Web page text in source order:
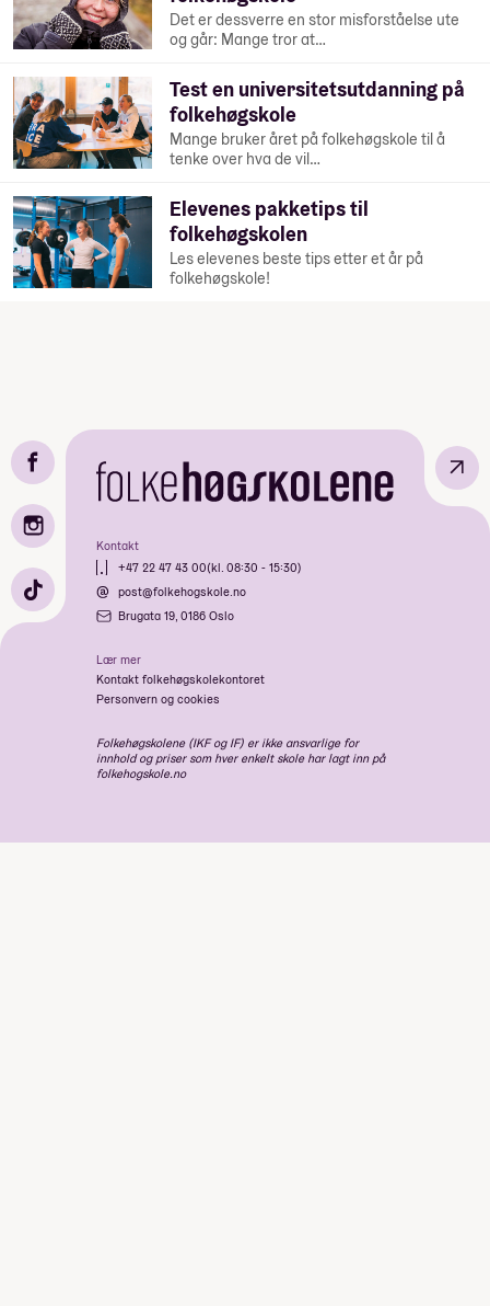
Det er dessverre en stor misforståelse ute
og går: Mange tror at…
Test en universitetsutdanning på
folkehøgskole
Mange bruker året på folkehøgskole til å
tenke over hva de vil…
Elevenes pakketips til
folkehøgskolen
Les elevenes beste tips etter et år på
folkehøgskole!
Kontakt
+47 22 47 43 00(kl. 08:30 - 15:30)
post@folkehogskole.no
Brugata 19, 0186 Oslo
Lær mer
Kontakt folkehøgskolekontoret
Personvern og cookies
Folkehøgskolene (IKF og IF) er ikke ansvarlige for
innhold og priser som hver enkelt skole har lagt inn på
folkehogskole.no
↗